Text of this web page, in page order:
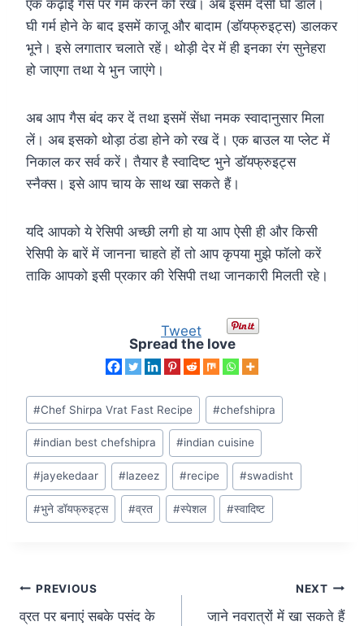
एक कढ़ाई गैस पर गर्म करने को रखें। अब इसमें देसी घी डालें।
घी गर्म होने के बाद इसमें काजू और बादाम (डॉयफ्रुइट्स) डालकर
भूने। इसे लगातार चलाते रहें। थोड़ी देर में ही इनका रंग सुनेहरा
हो जाएगा तथा ये भुन जाएंगे।
अब आप गैस बंद कर दें तथा इसमें सेंधा नमक स्वादानुसार मिला
लें। अब इसको थोड़ा ठंडा होने को रख दें। एक बाउल या प्लेट में
निकाल कर सर्व करें। तैयार है स्वादिष्ट भुने डॉयफ्रुइट्स
स्नैक्स। इसे आप चाय के साथ खा सकते हैं।
यदि आपको ये रेसिपी अच्छी लगी हो या आप ऐसी ही और किसी
रेसिपी के बारें में जानना चाहते हों तो आप कृपया मुझे फॉलो करें
ताकि आपको इसी प्रकार की रेसिपी तथा जानकारी मिलती रहे।
Tweet
Spread the love
#Chef Shirpa Vrat Fast Recipe #chefshipra
#indian best chefshipra #indian cuisine
#jayekedaar #lazeez #recipe #swadisht
#भुने डॉयफ्रुइट्स #व्रत #स्पेशल #स्वादिष्ट
PREVIOUS
व्रत पर बनाएं सबके पसंद के
NEXT
जाने नवरात्रों में खा सकते हैं